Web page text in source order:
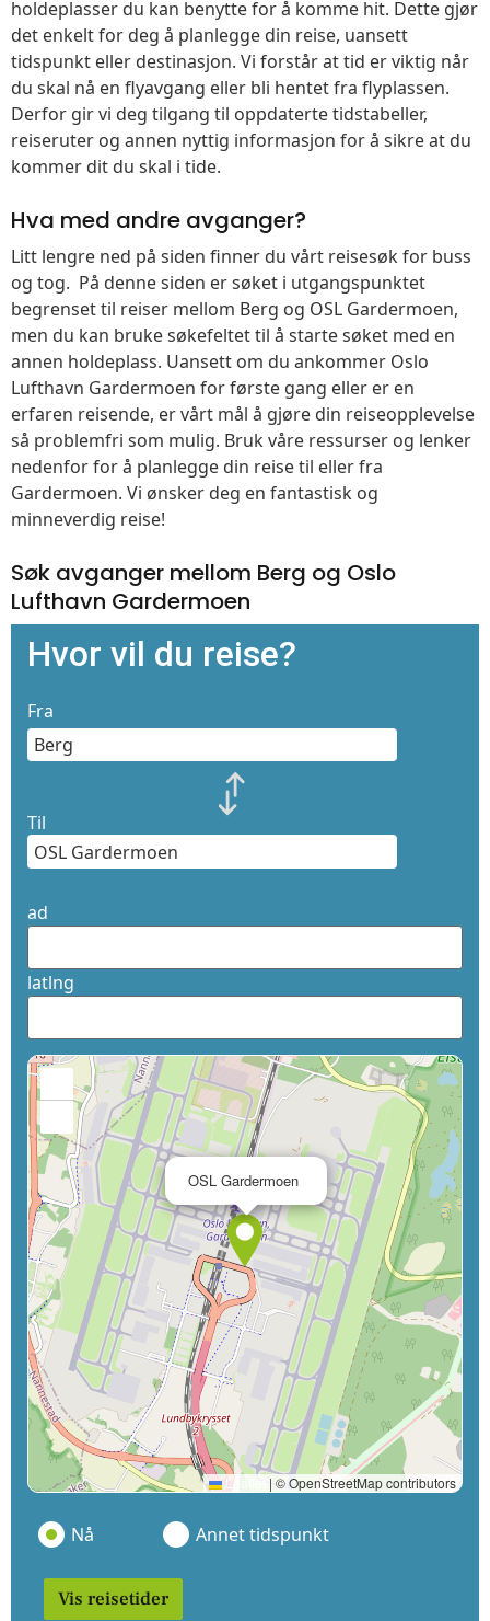
holdeplasser du kan benytte for å komme hit. Dette gjør
det enkelt for deg å planlegge din reise, uansett
tidspunkt eller destinasjon. Vi forstår at tid er viktig når
du skal nå en flyavgang eller bli hentet fra flyplassen.
Derfor gir vi deg tilgang til oppdaterte tidstabeller,
reiseruter og annen nyttig informasjon for å sikre at du
kommer dit du skal i tide.
Hva med andre avganger?
Litt lengre ned på siden finner du vårt reisesøk for buss
og tog. På denne siden er søket i utgangspunktet
begrenset til reiser mellom Berg og OSL Gardermoen,
men du kan bruke søkefeltet til å starte søket med en
annen holdeplass. Uansett om du ankommer Oslo
Lufthavn Gardermoen for første gang eller er en
erfaren reisende, er vårt mål å gjøre din reiseopplevelse
så problemfri som mulig. Bruk våre ressurser og lenker
nedenfor for å planlegge din reise til eller fra
Gardermoen. Vi ønsker deg en fantastisk og
minneverdig reise!
Søk avganger mellom Berg og Oslo
Lufthavn Gardermoen
Hvor vil du reise?
Fra
Til
ad
latlng
OSL Gardermoen
Leaflet | © OpenStreetMap contributors
Nå Annet tidspunkt
Vis reisetider